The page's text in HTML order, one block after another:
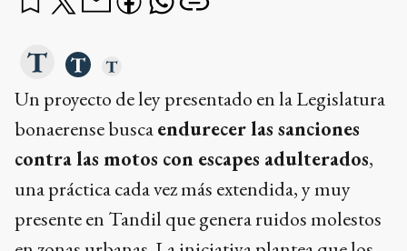
Un proyecto de ley presentado en la Legislatura
bonaerense buscaendurecer las sanciones
contra las motos con escapes adulterados,
una práctica cada vez más extendida, y muy
presente en Tandil que genera ruidos molestos